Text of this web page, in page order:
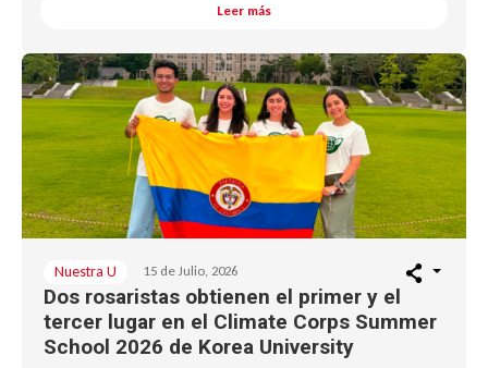
Leer más
Nuestra U
Dos rosaristas obtienen el primer y el
tercer lugar en el Climate Corps Summer
School 2026 de Korea University
15 de Julio, 2026